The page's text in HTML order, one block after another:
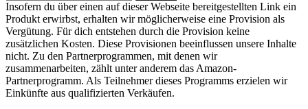
Insofern du über einen auf dieser Webseite bereitgestellten Link ein
Produkt erwirbst, erhalten wir möglicherweise eine Provision als
Vergütung. Für dich entstehen durch die Provision keine
zusätzlichen Kosten. Diese Provisionen beeinflussen unsere Inhalte
nicht. Zu den Partnerprogrammen, mit denen wir
zusammenarbeiten, zählt unter anderem das Amazon-
Partnerprogramm. Als Teilnehmer dieses Programms erzielen wir
Einkünfte aus qualifizierten Verkäufen.